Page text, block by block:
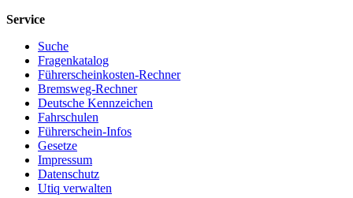
Service
Suche
Fragenkatalog
Führerscheinkosten-Rechner
Bremsweg-Rechner
Deutsche Kennzeichen
Fahrschulen
Führerschein-Infos
Gesetze
Impressum
Datenschutz
Utiq verwalten